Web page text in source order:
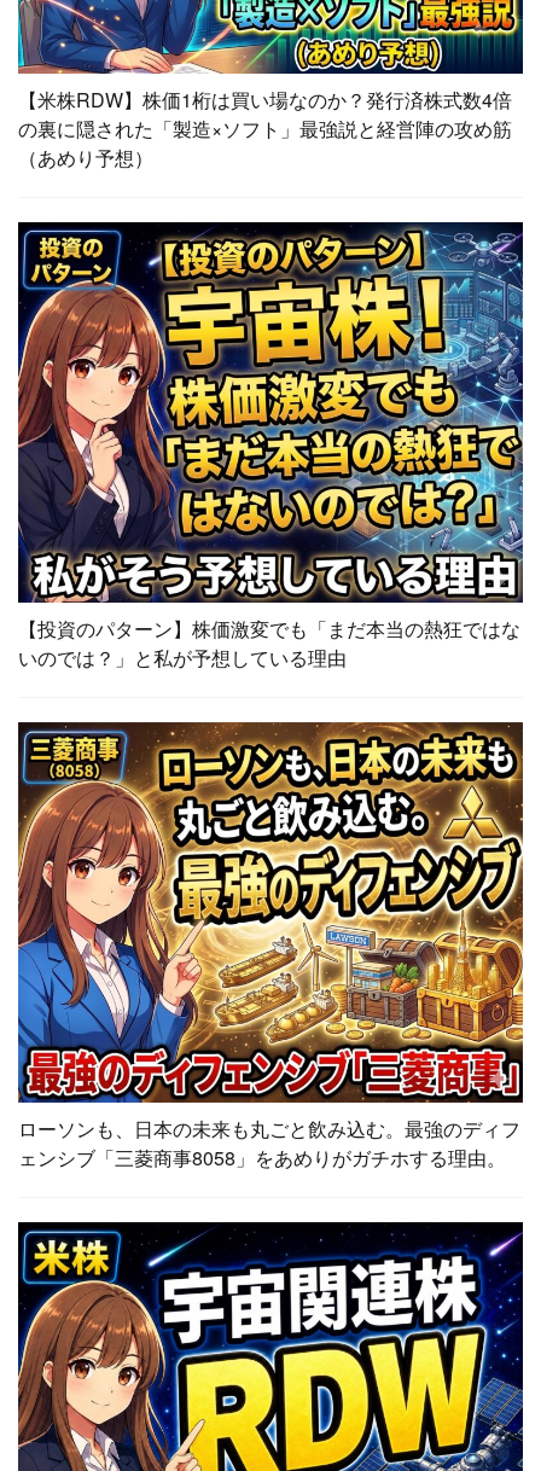
【米株RDW】株価1桁は買い場なのか？発行済株式数4倍
の裏に隠された「製造×ソフト」最強説と経営陣の攻め筋
（あめり予想）
【投資のパターン】株価激変でも「まだ本当の熱狂ではな
いのでは？」と私が予想している理由
ローソンも、日本の未来も丸ごと飲み込む。最強のディフ
ェンシブ「三菱商事8058」をあめりがガチホする理由。